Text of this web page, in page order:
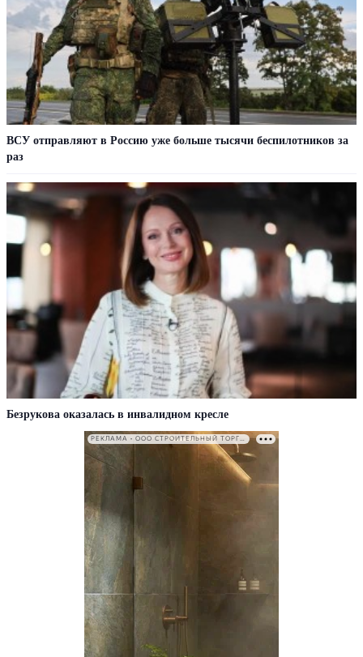
ВСУ отправляют в Россию уже больше тысячи беспилотников за
раз
Безрукова оказалась в инвалидном кресле
РЕКЛАМА • ООО СТРОИТЕЛЬНЫЙ ТОРГОВЫЙ ДОМ «ПЕТРОВИЧ». ИНН: 7802348846